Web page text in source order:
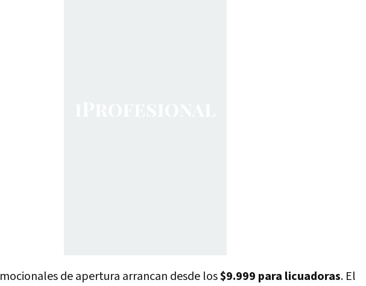
de apertura arrancan desde los$9.999 para licuadoras. El